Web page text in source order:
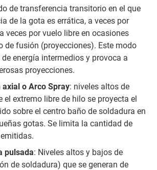
de transferencia transitorio en el que
de la gota es errática, a veces por
veces por vuelo libre en ocasiones
de fusión (proyecciones). Este modo
energía intermedios y provoca a
proyecciones.
o Arco Spray: niveles altos de
el extremo libre de hilo se proyecta el
sobre el centro baño de soldadura en
gotas. Se limita la cantidad de
pulsada: Niveles altos y bajos de
de soldadura) que se generan de